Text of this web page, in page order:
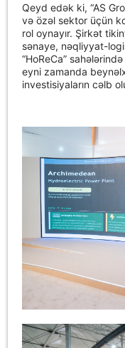
Qeyd edək ki, “AS
və özəl sektor üçün
rol oynayır. Şirkət
sənaye, nəqliyyat-
“HoReCa”
eyni zamanda
investisiyaların cəlb